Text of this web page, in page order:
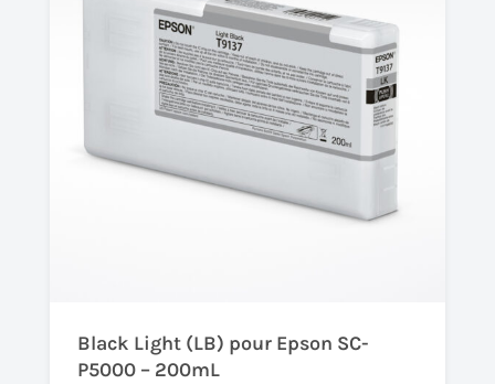
Black Light (LB) pour Epson SC-
P5000 – 200mL